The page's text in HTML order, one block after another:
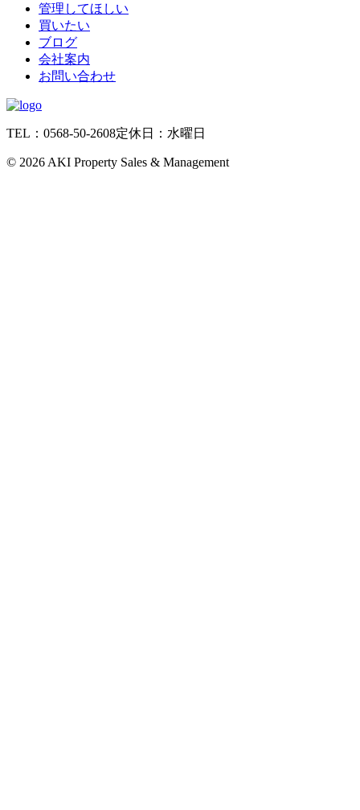
管理してほしい
買いたい
ブログ
会社案内
お問い合わせ
TEL：0568-50-2608定休日：水曜日
© 2026 AKI Property Sales & Management